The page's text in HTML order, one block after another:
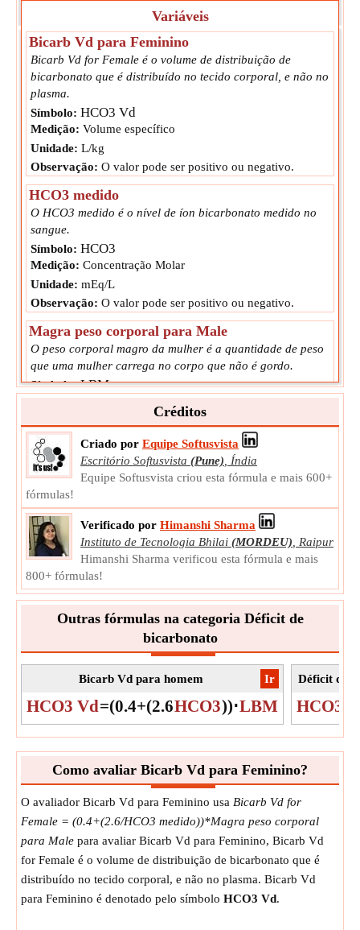
Variáveis
Bicarb Vd para Feminino
Bicarb Vd for Female é o volume de distribuição de
bicarbonato que é distribuído no tecido corporal, e não no
plasma.
Símbolo: HCO3 Vd
Medição: Volume específico
Unidade: L/kg
Observação: O valor pode ser positivo ou negativo.
HCO3 medido
O HCO3 medido é o nível de íon bicarbonato medido no
sangue.
Símbolo: HCO3
Medição: Concentração Molar
Unidade: mEq/L
Observação: O valor pode ser positivo ou negativo.
Magra peso corporal para Male
O peso corporal magro da mulher é a quantidade de peso
que uma mulher carrega no corpo que não é gordo.
Símbolo: LBM
Medição:Peso
Observação: O valor pode ser positivo ou negativo.
Créditos
Criado por Equipe Softusvista
Escritório Softusvista (Pune)
Índia
Equipe Softusvista criou esta fórmula e mais 600+
fórmulas!
Verificado por Himanshi Sharma
Instituto de Tecnologia Bhilai (MORDEU)
Raipur
Himanshi Sharma verificou esta fórmula e mais
800+ fórmulas!
Outras fórmulas na categoria Déficit de
bicarbonato
​Ir
Bicarb Vd para homem
HCO3 Vd=(0.4+(2.6HCO3))⋅LBM
Déficit de
HCO3
Como avaliar Bicarb Vd para Feminino?
O avaliador Bicarb Vd para Feminino usa Bicarb Vd for
Female = (0.4+(2.6/HCO3 medido))*Magra peso corporal
para Male para avaliar Bicarb Vd para Feminino, Bicarb Vd
for Female é o volume de distribuição de bicarbonato que é
distribuído no tecido corporal, e não no plasma. Bicarb Vd
para Feminino é denotado pelo símbolo HCO3 Vd.